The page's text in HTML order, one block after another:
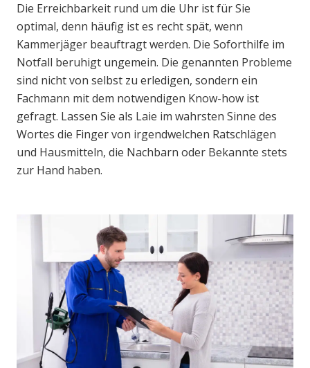
Die Erreichbarkeit rund um die Uhr ist für Sie
optimal, denn häufig ist es recht spät, wenn
Kammerjäger beauftragt werden. Die Soforthilfe im
Notfall beruhigt ungemein. Die genannten Probleme
sind nicht von selbst zu erledigen, sondern ein
Fachmann mit dem notwendigen Know-how ist
gefragt. Lassen Sie als Laie im wahrsten Sinne des
Wortes die Finger von irgendwelchen Ratschlägen
und Hausmitteln, die Nachbarn oder Bekannte stets
zur Hand haben.